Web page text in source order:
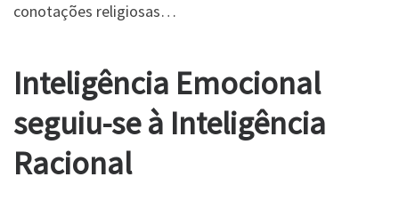
conotações religiosas…
Inteligência Emocional
seguiu-se à Inteligência
Racional